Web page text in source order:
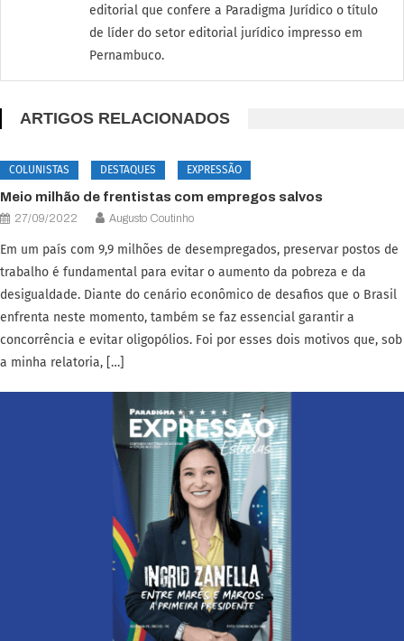
editorial que confere a Paradigma Jurídico o título
de líder do setor editorial jurídico impresso em
Pernambuco.
ARTIGOS RELACIONADOS
COLUNISTAS DESTAQUES EXPRESSÃO
Meio milhão de frentistas com empregos salvos
27/09/2022 Augusto Coutinho
Em um país com 9,9 milhões de desempregados, preservar postos de
trabalho é fundamental para evitar o aumento da pobreza e da
desigualdade. Diante do cenário econômico de desafios que o Brasil
enfrenta neste momento, também se faz essencial garantir a
concorrência e evitar oligopólios. Foi por esses dois motivos que, sob
a minha relatoria, […]